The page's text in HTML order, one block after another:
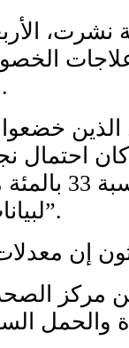
المحتمل فوق سن الخمسين.
الذين
كان
الخمسين
لبيانات منظمة “أكتا أوبستيتريشيا”.
إن
مركز الصحة
والحمل